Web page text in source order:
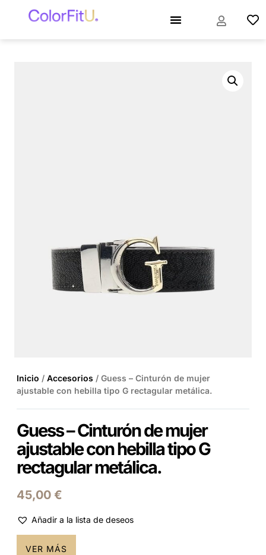
Inicio / Accesorios / Guess – Cinturón de mujer
ajustable con hebilla tipo G rectagular metálica.
Guess – Cinturón de mujer
ajustable con hebilla tipo G
rectagular metálica.
45,00 €
Añadir a la lista de deseos
VER MÁS